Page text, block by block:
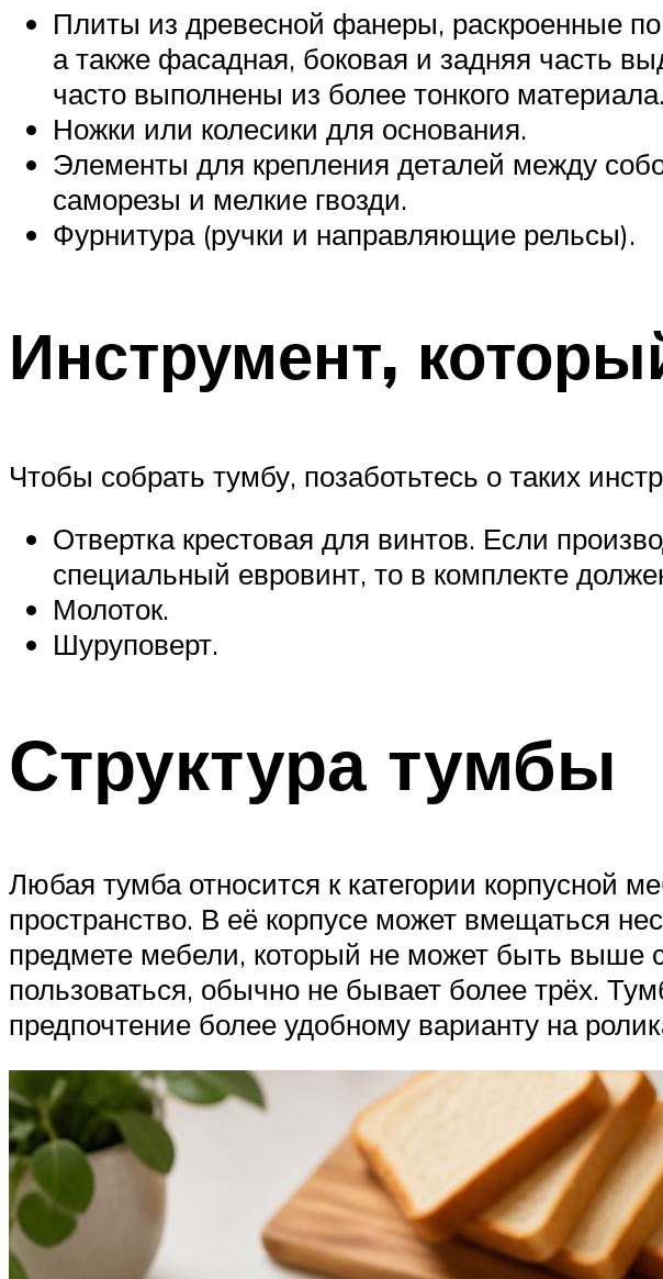
Плиты из древесной фанеры, раскроенные
а также фасадная, боковая и задняя часть
часто выполнены из более тонкого материала.
Ножки или колесики для основания.
Элементы для крепления деталей между
саморезы и мелкие гвозди.
Фурнитура (ручки и направляющие рельсы).
Инструмент,
Чтобы собрать тумбу, позаботьтесь о таких
Отвертка крестовая для винтов. Если
специальный евровинт, то в комплекте
Молоток.
Шуруповерт.
Структура тумбы
Любая тумба относится к категории корпусной
пространство. В её корпусе может вмещаться
предмете мебели, который не может быть выше
пользоваться, обычно не бывает более трёх.
предпочтение более удобному варианту на